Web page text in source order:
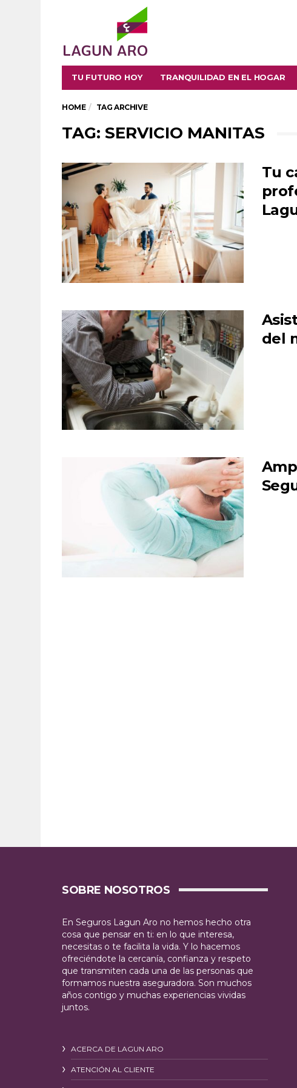
TU FUTURO HOY TRANQUILIDAD EN EL HOGAR
HOME TAG ARCHIVE
TAG: SERVICIO MANITAS
Tu
del
SOBRE NOSOTROS
En Seguros Lagun Aro no hemos hecho otra
cosa que pensar en ti: en lo que interesa,
necesitas o te facilita la vida. Y lo hacemos
ofreciéndote la cercanía, confianza y respeto
que transmiten cada una de las personas que
formamos nuestra aseguradora. Son muchos
años contigo y muchas experiencias vividas
juntos.
ACERCA DE LAGUN ARO
ATENCIÓN AL CLIENTE